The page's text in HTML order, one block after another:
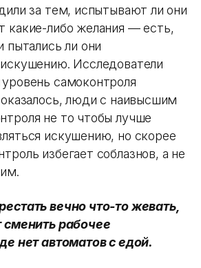
за тем, испытывают ли они
какие-либо желания — есть,
ли они
Исследователи
самоконтроля
люди с наивысшим
не то чтобы лучше
искушению, но скорее
избегает соблазнов, а не
вечно что-то жевать,
сменить рабочее
нет автоматов с едой.